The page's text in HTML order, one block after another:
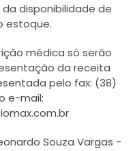
disponibilidade de
estoque.
médica só serão
da receita
pelo fax: (38)
e-mail:
Souza Vargas -